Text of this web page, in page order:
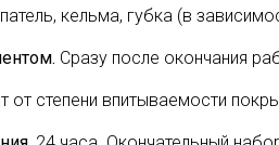
кельма, губка (в
Сразу после окончания
от степени впитываемости